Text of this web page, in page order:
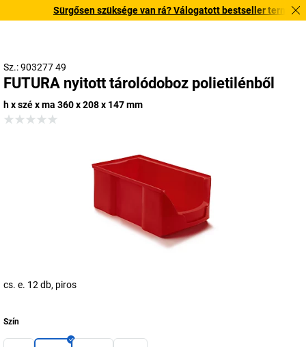
Sürgősen szüksége van rá? Válogatott bestseller
Sz.: 903277 49
FUTURA nyitott tárolódoboz polietilénből
h x szé x ma 360 x 208 x 147 mm
cs. e. 12 db, piros
Szín